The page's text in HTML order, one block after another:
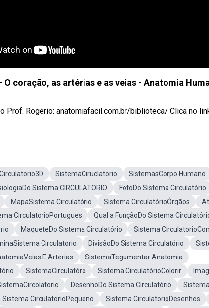
coração, as artérias e as veias - Anatomia
Prof. Rogério: anatomiafacil.com.br/biblioteca/ Clica no
SistemaCiruclatorio
SistemasCorpo Humano
Sistema CIRCULATORIO FotoDo Sistema Circulatório
MapaSistema Circulatório Sistema CirculatórioÓrgãos
CirculatorioPortugues
Qual a FunçãoDo Sistema
MaqueteDo Sistema Circulatório
Sistema
Circulatorio DivisãoDo Sistema Circulatório
E Arterias
SistemaTegumentar Anatomia
SistemaCirculatóro Sistema CirculatórioColorir
DesenhoDo Sistema Circulatório
Sistema CirculatorioPequeno Sistema CirculatorioDesenhos